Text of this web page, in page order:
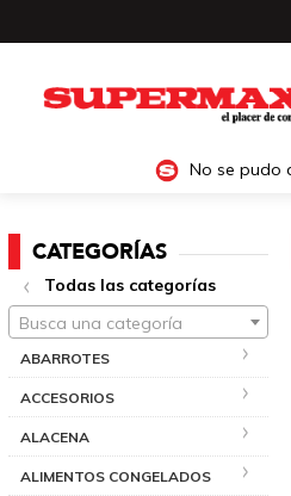
No se pudo
CATEGORÍAS
Todas las categorías
Busca una categoría
ABARROTES
ACCESORIOS
ALACENA
ALIMENTOS CONGELADOS